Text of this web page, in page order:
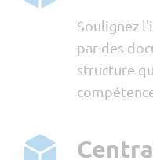
Soulignez
par des
structure